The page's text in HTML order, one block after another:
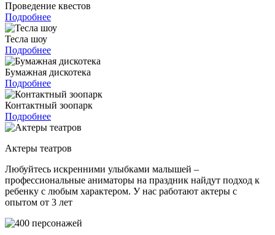
Проведение квестов
Подробнее
Тесла шоу
Подробнее
Бумажная дискотека
Подробнее
Контактный зоопарк
Подробнее
Актеры театров
Любуйтесь искренними улыбками малышей –
профессиональные аниматоры на праздник найдут подход к
ребенку с любым характером. У нас работают актеры с
опытом от 3 лет